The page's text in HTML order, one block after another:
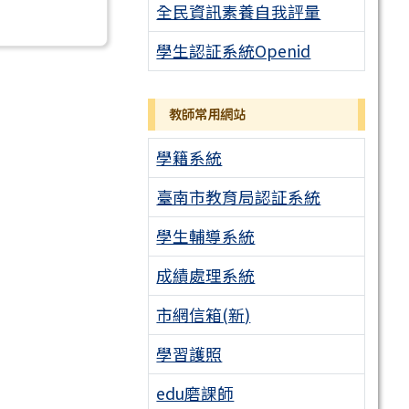
全民資訊素養自我評量
學生認証系統Openid
教師常用網站
學籍系統
臺南市教育局認証系統
學生輔導系統
成績處理系統
市網信箱(新)
學習護照
edu磨課師